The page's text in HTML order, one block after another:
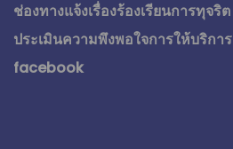
ช่องทางแจ้งเรื่องร้องเรียนการทุจริต
ประเมินความพึงพอใจการให้บริการ
facebook